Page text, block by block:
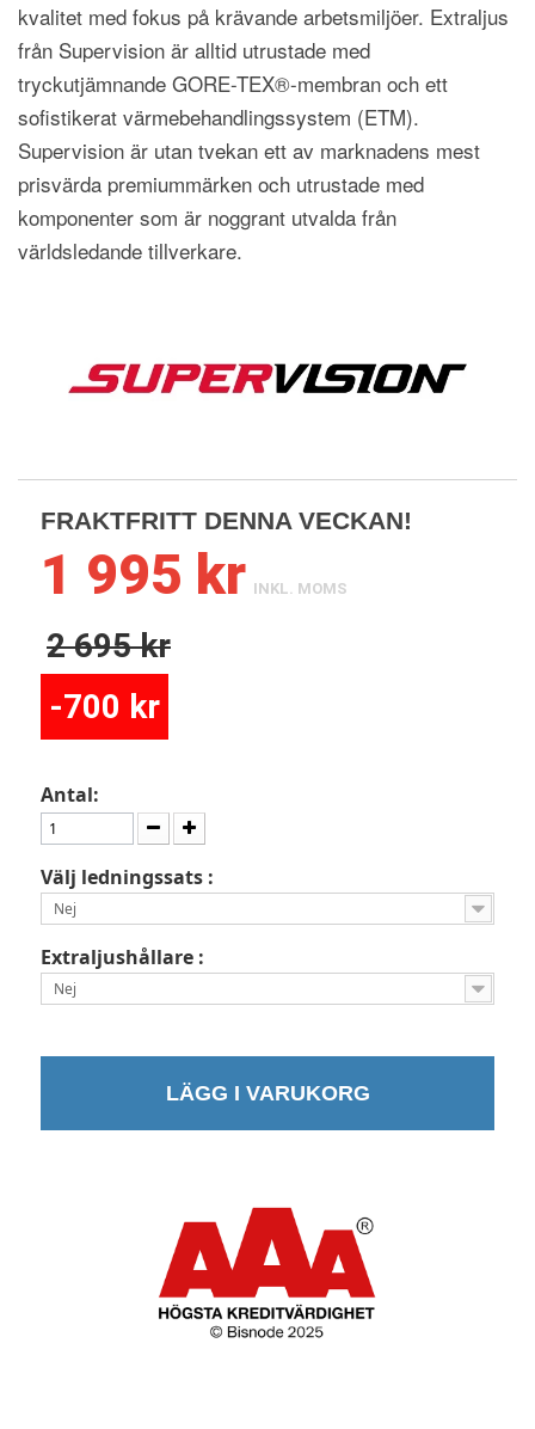
kvalitet med fokus på krävande arbetsmiljöer. Extraljus
från Supervision är alltid utrustade med
tryckutjämnande GORE-TEX®-membran och ett
sofistikerat värmebehandlingssystem (ETM).
Supervision är utan tvekan ett av marknadens mest
prisvärda premiummärken och utrustade med
komponenter som är noggrant utvalda från
världsledande tillverkare.
FRAKTFRITT DENNA VECKAN!
1 995 kr INKL. MOMS
2 695 kr
-700 kr
Antal:
Välj ledningssats :
Nej
Extraljushållare :
Nej
LÄGG I VARUKORG